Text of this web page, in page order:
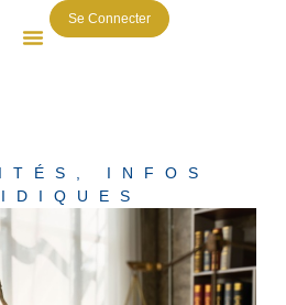
Se Connecter
INFOS